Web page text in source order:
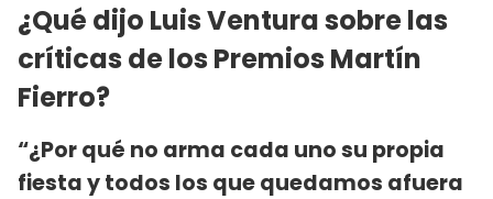
¿Qué dijo Luis Ventura sobre las
críticas de los Premios Martín
Fierro?
“¿Por qué no arma cada uno su propia
fiesta y todos los que quedamos afuera